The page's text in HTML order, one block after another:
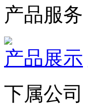
产品服务
产品展示
下属公司